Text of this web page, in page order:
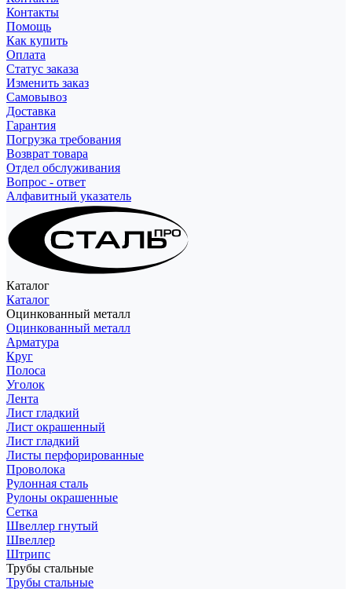
Контакты
Помощь
Как купить
Оплата
Статус заказа
Изменить заказ
Самовывоз
Доставка
Гарантия
Погрузка требования
Возврат товара
Отдел обслуживания
Вопрос - ответ
Алфавитный указатель
Каталог
Каталог
Оцинкованный металл
Оцинкованный металл
Арматура
Круг
Полоса
Уголок
Лента
Лист гладкий
Лист окрашенный
Лист гладкий
Листы перфорированные
Проволока
Рулонная сталь
Рулоны окрашенные
Сетка
Швеллер гнутый
Швеллер
Штрипс
Трубы стальные
Трубы стальные